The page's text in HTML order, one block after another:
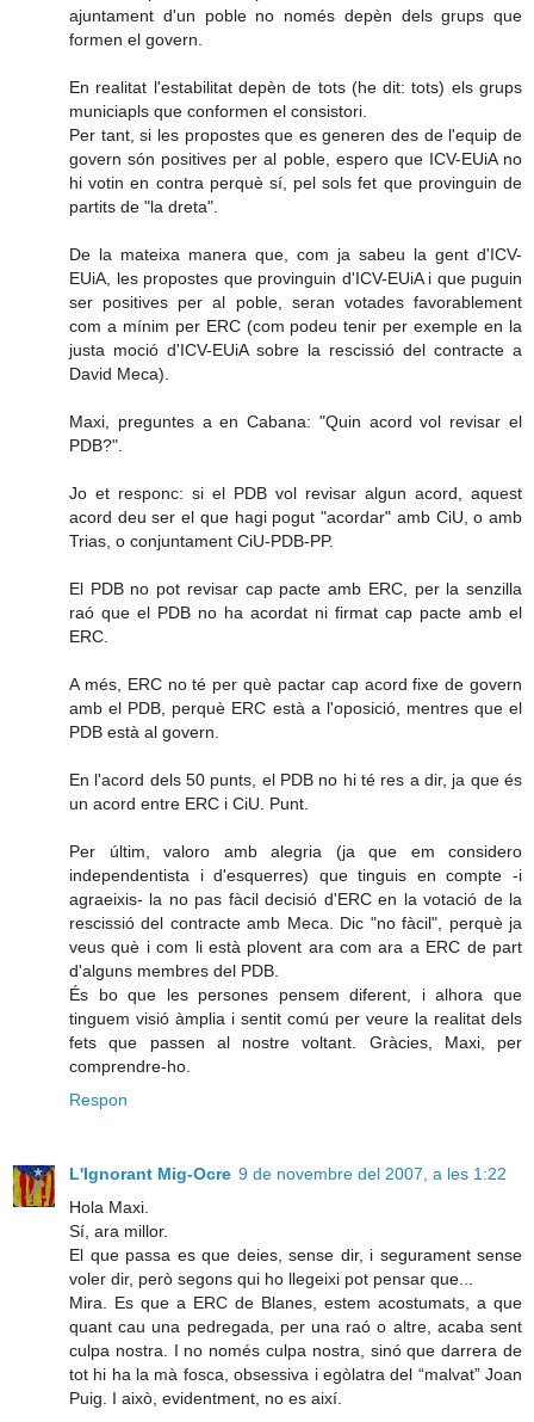
ajuntament d'un poble no només depèn dels grups que
formen el govern.
En realitat l'estabilitat depèn de tots (he dit: tots) els grups
municiapls que conformen el consistori.
Per tant, si les propostes que es generen des de l'equip de
govern són positives per al poble, espero que ICV-EUiA no
hi votin en contra perquè sí, pel sols fet que provinguin de
partits de "la dreta".
De la mateixa manera que, com ja sabeu la gent d'ICV-
EUiA, les propostes que provinguin d'ICV-EUiA i que puguin
ser positives per al poble, seran votades favorablement
com a mínim per ERC (com podeu tenir per exemple en la
justa moció d'ICV-EUiA sobre la rescissió del contracte a
David Meca).
Maxi, preguntes a en Cabana: "Quin acord vol revisar el
PDB?".
Jo et responc: si el PDB vol revisar algun acord, aquest
acord deu ser el que hagi pogut "acordar" amb CiU, o amb
Trias, o conjuntament CiU-PDB-PP.
El PDB no pot revisar cap pacte amb ERC, per la senzilla
raó que el PDB no ha acordat ni firmat cap pacte amb el
ERC.
A més, ERC no té per què pactar cap acord fixe de govern
amb el PDB, perquè ERC està a l'oposició, mentres que el
PDB està al govern.
En l'acord dels 50 punts, el PDB no hi té res a dir, ja que és
un acord entre ERC i CiU. Punt.
Per últim, valoro amb alegria (ja que em considero
independentista i d'esquerres) que tinguis en compte -i
agraeixis- la no pas fàcil decisió d'ERC en la votació de la
rescissió del contracte amb Meca. Dic "no fàcil", perquè ja
veus què i com li està plovent ara com ara a ERC de part
d'alguns membres del PDB.
És bo que les persones pensem diferent, i alhora que
tinguem visió àmplia i sentit comú per veure la realitat dels
fets que passen al nostre voltant. Gràcies, Maxi, per
comprendre-ho.
Respon
L'Ignorant Mig-Ocre 9 de novembre del 2007, a les 1:22
Hola Maxi.
Sí, ara millor.
El que passa es que deies, sense dir, i segurament sense
voler dir, però segons qui ho llegeixi pot pensar que...
Mira. Es que a ERC de Blanes, estem acostumats, a que
quant cau una pedregada, per una raó o altre, acaba sent
culpa nostra. I no només culpa nostra, sinó que darrera de
tot hi ha la mà fosca, obsessiva i egòlatra del “malvat” Joan
Puig. I això, evidentment, no es així.